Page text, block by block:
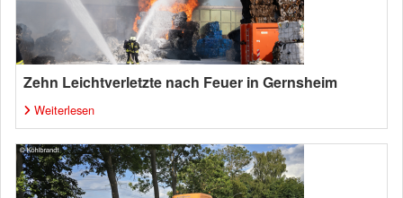
Zehn Leichtverletzte nach Feuer in Gernsheim
Weiterlesen